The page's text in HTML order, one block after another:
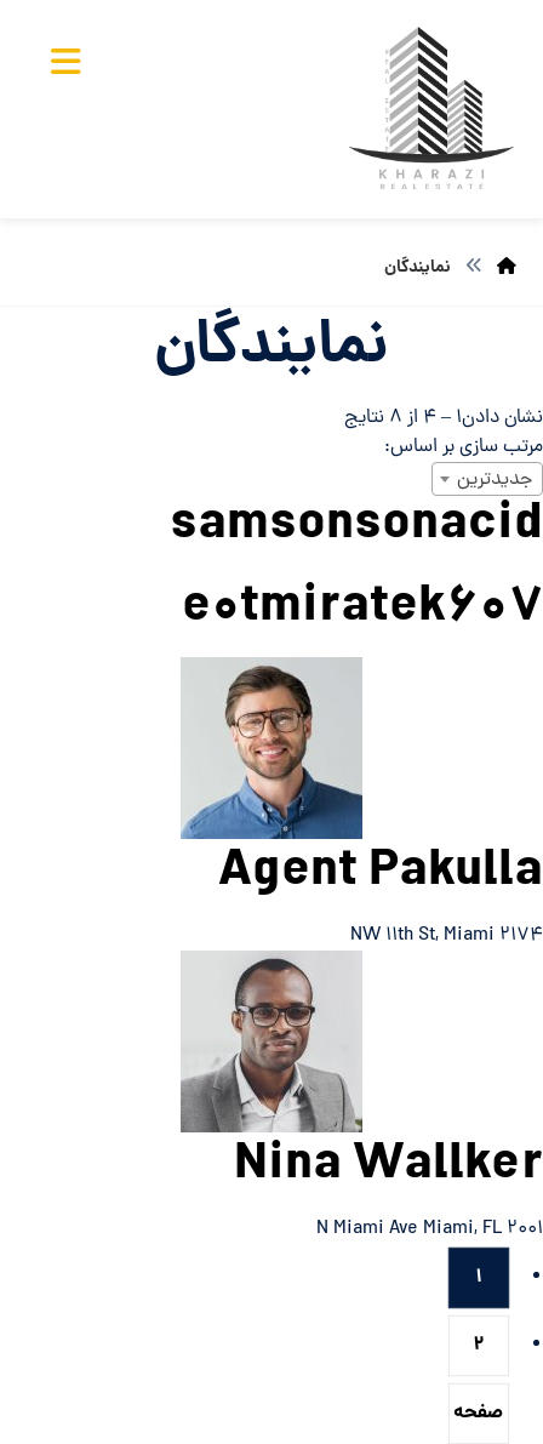
نمایندگان
نمایندگان
نشان دادن۱ – ۴ از ۸ نتایج
مرتب سازی بر اساس:
جدیدترین
samsonsonacid
e۰tmiratek۶۰۷
Agent Pakulla
۲۱۷۴ NW ۱۱th St, Miami
Nina Wallker
۲۰۰۱ N Miami Ave Miami, FL
۱
۲
صفحه